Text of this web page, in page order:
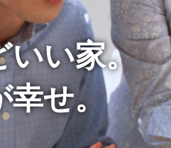
いい家。
幸せ。